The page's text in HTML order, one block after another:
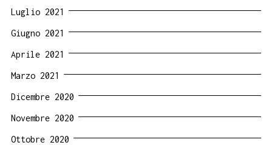
Luglio 2021
Giugno 2021
Aprile 2021
Marzo 2021
Dicembre 2020
Novembre 2020
Ottobre 2020